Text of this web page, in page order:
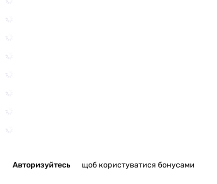
Авторизуйтесь щоб користуватися бонусами